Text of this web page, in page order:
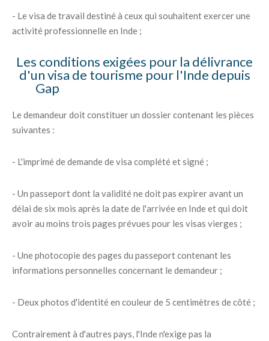
- Le visa de travail destiné à ceux qui souhaitent exercer une
activité professionnelle en Inde ;
Les conditions exigées pour la délivrance
d'un visa de tourisme pour l'Inde depuis
Gap
Le demandeur doit constituer un dossier contenant les pièces
suivantes :
- L'imprimé de demande de visa complété et signé ;
- Un passeport dont la validité ne doit pas expirer avant un
délai de six mois après la date de l'arrivée en Inde et qui doit
avoir au moins trois pages prévues pour les visas vierges ;
- Une photocopie des pages du passeport contenant les
informations personnelles concernant le demandeur ;
- Deux photos d'identité en couleur de 5 centimètres de côté ;
Contrairement à d'autres pays, l'Inde n'exige pas la